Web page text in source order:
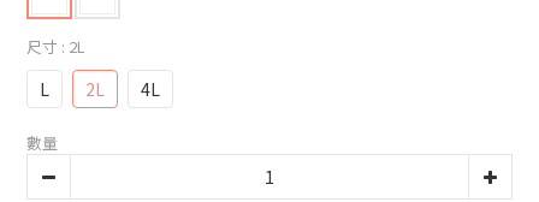
尺寸 : 2L
L 2L 4L
數量